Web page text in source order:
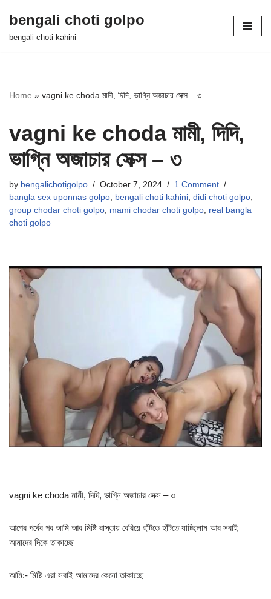
Skip
bengali choti golpo
bengali choti kahini
Home » vagni ke choda মামী, দিদি, ভাগ্নি অজাচার সেক্স – ৩
vagni ke choda মামী, দিদি,
ভাগ্নি অজাচার সেক্স – ৩
by bengalichotigolpo October 7, 2024
1 Comment
bangla sex uponnas golpo, bengali choti kahini, didi choti golpo,
group chodar choti golpo, mami chodar choti golpo, real bangla
choti golpo
vagni ke choda মামী, দিদি, ভাগ্নি অজাচার সেক্স – ৩
আগের পর্বের পর আমি আর মিষ্টি রাস্তায় বেরিয়ে হাঁটতে হাঁটতে যাচ্ছিলাম আর সবাই
আমাদের দিকে তাকাচ্ছে
আমি:- মিষ্টি এরা সবাই আমাদের কেনো তাকাচ্ছে